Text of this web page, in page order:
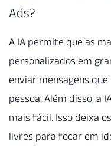
Ads?
A IA permite que as
personalizados em
enviar mensagens
pessoa. Além disso, a
mais fácil. Isso deixa
livres para focar em